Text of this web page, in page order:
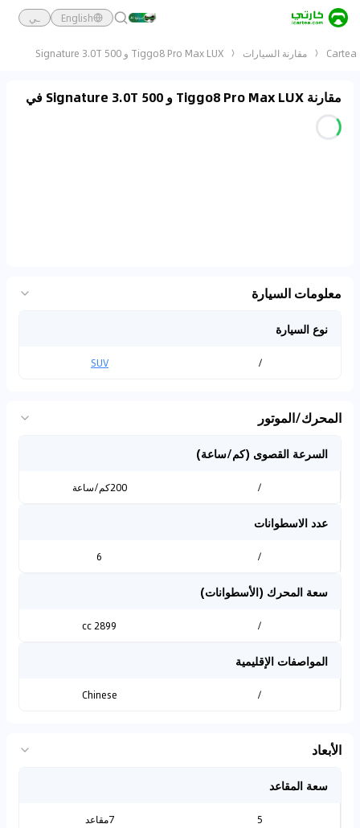
English ـي
Cartea مقارنة السيارات Tiggo8 Pro Max LUX و 500 Signature 3.0T
مقارنة Tiggo8 Pro Max LUX و 500 Signature 3.0T في
معلومات السيارة
نوع السيارة
/
SUV
المحرك/الموتور
السرعة القصوى (كم/ساعة)
/ 200كم/ساعة
عدد الاسطوانات
/
6
سعة المحرك (الأسطوانات)
/
2899 cc
المواصفات الإقليمية
/
Chinese
الأبعاد
سعة المقاعد
5 7مقاعد